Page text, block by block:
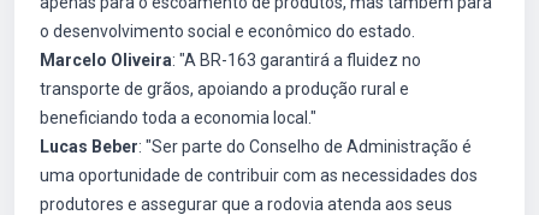
o desenvolvimento social e econômico do estado.
Marcelo Oliveira: "A BR-163 garantirá a fluidez no
transporte de grãos, apoiando a produção rural e
beneficiando toda a economia local."
Lucas Beber: "Ser parte do Conselho de Administração é
uma oportunidade de contribuir com as necessidades dos
produtores e assegurar que a rodovia atenda aos seus